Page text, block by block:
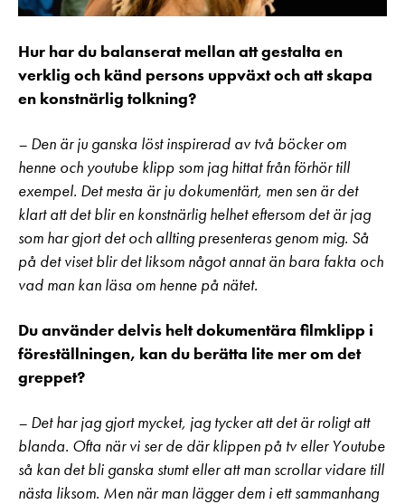
Hur har du balanserat mellan att gestalta en
verklig och känd persons uppväxt och att skapa
en konstnärlig tolkning?
– Den är ju ganska löst inspirerad av två böcker om
henne och youtube klipp som jag hittat från förhör till
exempel. Det mesta är ju dokumentärt, men sen är det
klart att det blir en konstnärlig helhet eftersom det är jag
som har gjort det och allting presenteras genom mig. Så
på det viset blir det liksom något annat än bara fakta och
vad man kan läsa om henne på nätet.
Du använder delvis helt dokumentära filmklipp i
föreställningen, kan du berätta lite mer om det
greppet?
– Det har jag gjort mycket, jag tycker att det är roligt att
blanda. Ofta när vi ser de där klippen på tv eller Youtube
så kan det bli ganska stumt eller att man scrollar vidare till
nästa liksom. Men när man lägger dem i ett sammanhang